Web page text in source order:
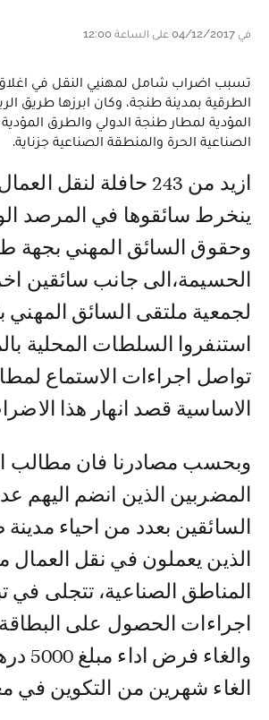
في 04/12/2017 على الساعة 12:00
تسبب اضراب شامل لمهنيي النقل في اغلاق
الطرقية بمدينة طنجة، وكان ابرزها طريق
المؤدية لمطار طنجة الدولي والطرق
الصناعية الحرة والمنطقة الصناعية جزناية.
ينخرط سائقوها في المرصد
وحقوق السائق المهني بجهة
الحسيمة،الى جانب سائقين
لجمعية ملتقى السائق المهني
استنفروا السلطات المحلية
تواصل اجراءات الاستماع
الاساسية قصد انهار هذا
وبحسب مصادرنا فان مطالب
المضربين الذين انضم اليهم
السائقين بعدد من احياء
الذين يعملون في نقل
المناطق الصناعية، تتجلى في
اجراءات الحصول على البطاقة
الغاء شهرين من التكوين